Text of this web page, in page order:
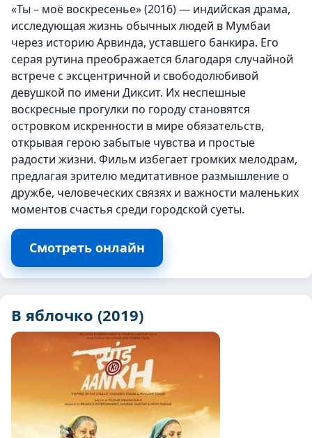
«Ты – моё воскресенье» (2016) — индийская драма,
исследующая жизнь обычных людей в Мумбаи
через историю Арвинда, уставшего банкира. Его
серая рутина преображается благодаря случайной
встрече с эксцентричной и свободолюбивой
девушкой по имени Диксит. Их неспешные
воскресные прогулки по городу становятся
островком искренности в мире обязательств,
открывая герою забытые чувства и простые
радости жизни. Фильм избегает громких мелодрам,
предлагая зрителю медитативное размышление о
дружбе, человеческих связях и важности маленьких
моментов счастья среди городской суеты.
Смотреть онлайн
В яблочко (2019)